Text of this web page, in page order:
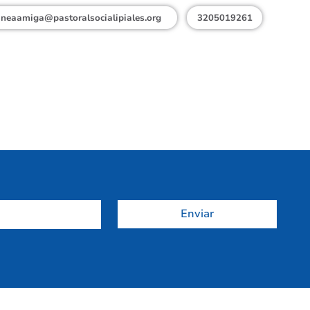
3205019261
Enviar